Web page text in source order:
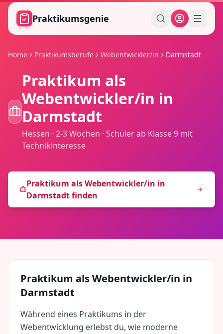
Zum Hauptinhalt springen
Praktikumsgenie
Home Praktikumsberufe Webentwickler/in Darmstadt
Praktikum als
Webentwickler/in in
Darmstadt
Hessen · 2-3 Wochen · Schüler ab Klasse 9 mit
Technikinteresse
Praktikum alsWebentwickler/in in
Darmstadtfinden
Praktikum alsWebentwickler/in in
Darmstadt
Während eines Praktikums in der
Webentwicklung erlebst du, wie moderne